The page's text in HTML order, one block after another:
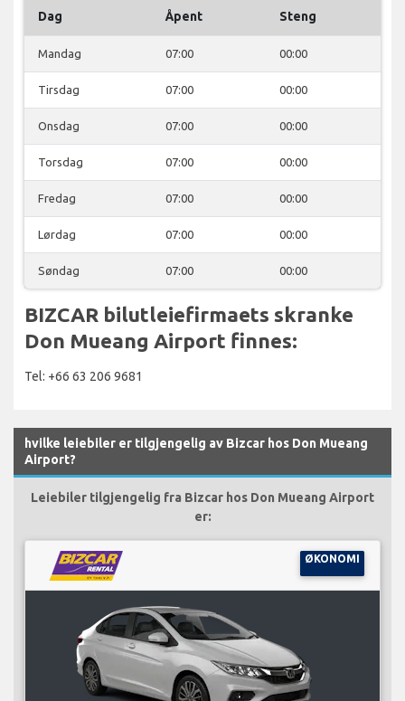
Dag Åpent Steng
Mandag 07:00 00:00
Tirsdag 07:00 00:00
Onsdag 07:00 00:00
Torsdag 07:00 00:00
Fredag 07:00 00:00
Lørdag 07:00 00:00
Søndag 07:00 00:00
BIZCAR bilutleiefirmaets skranke
Don Mueang Airport finnes:
Tel: +66 63 206 9681
hvilke leiebiler er tilgjengelig av Bizcar hos Don Mueang
Airport?
Leiebiler tilgjengelig fra Bizcar hos Don Mueang Airport
er:
ØKONOMI